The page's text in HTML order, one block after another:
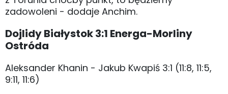
zadowoleni - dodaje Anchim.
Dojlidy Białystok 3:1 Energa-Morliny
Ostróda
Aleksander Khanin - Jakub Kwapiś 3:1 (11:8, 11:5,
9:11, 11:6)